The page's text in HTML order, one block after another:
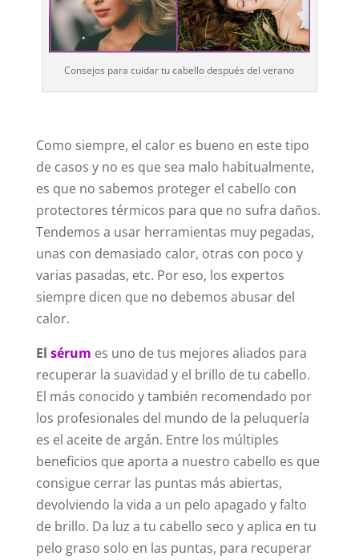
Consejos para cuidar tu cabello después del verano
Como siempre, el calor es bueno en este tipo
de casos y no es que sea malo habitualmente,
es que no sabemos proteger el cabello con
protectores térmicos para que no sufra daños.
Tendemos a usar herramientas muy pegadas,
unas con demasiado calor, otras con poco y
varias pasadas, etc. Por eso, los expertos
siempre dicen que no debemos abusar del
calor.
El sérum es uno de tus mejores aliados para
recuperar la suavidad y el brillo de tu cabello.
El más conocido y también recomendado por
los profesionales del mundo de la peluquería
es el aceite de argán. Entre los múltiples
beneficios que aporta a nuestro cabello es que
consigue cerrar las puntas más abiertas,
devolviendo la vida a un pelo apagado y falto
de brillo. Da luz a tu cabello seco y aplica en tu
pelo graso solo en las puntas, para recuperar